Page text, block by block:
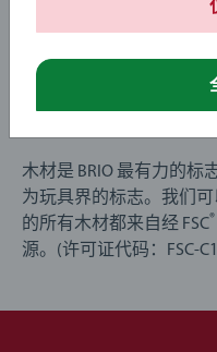
长在树上
木材是 BRIO 最有力的
为玩具界的标志。我们
的所有木材都来自经 FSC®
源。(许可证代码：FSC-